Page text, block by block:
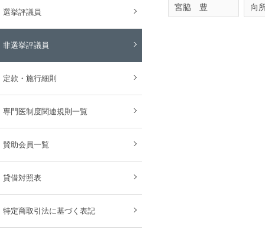
宮脇 豊 向
選挙評議員
非選挙評議員
定款・施行細則
専門医制度関連規則一覧
賛助会員一覧
貸借対照表
特定商取引法に基づく表記